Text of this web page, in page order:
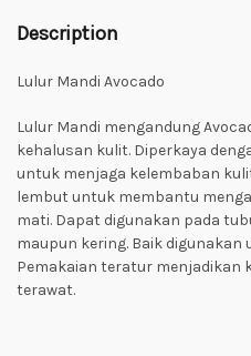
Description
Lulur Mandi Avocado
Lulur Mandi mengandung
kehalusan kulit. Diperkaya
untuk menjaga kelembaban
lembut untuk membantu
mati. Dapat digunakan pada
maupun kering. Baik
Pemakaian teratur menjadikan
terawat.